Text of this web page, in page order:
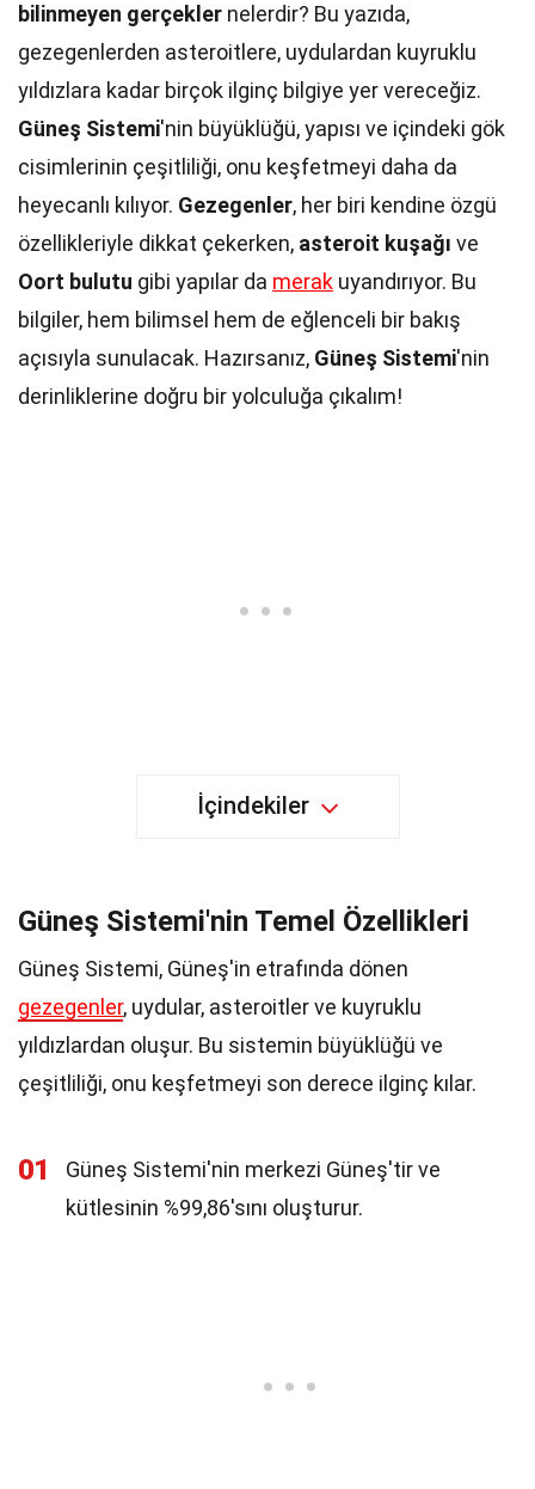
bilinmeyen gerçekler nelerdir? Bu yazıda,
gezegenlerden asteroitlere, uydulardan kuyruklu
yıldızlara kadar birçok ilginç bilgiye yer vereceğiz.
Güneş Sistemi'nin büyüklüğü, yapısı ve içindeki gök
cisimlerinin çeşitliliği, onu keşfetmeyi daha da
heyecanlı kılıyor. Gezegenler, her biri kendine özgü
özellikleriyle dikkat çekerken, asteroit kuşağı ve
Oort bulutu gibi yapılar da merak uyandırıyor. Bu
bilgiler, hem bilimsel hem de eğlenceli bir bakış
açısıyla sunulacak. Hazırsanız, Güneş Sistemi'nin
derinliklerine doğru bir yolculuğa çıkalım!
İçindekiler
Güneş Sistemi'nin Temel Özellikleri
Güneş Sistemi, Güneş'in etrafında dönen
gezegenler, uydular, asteroitler ve kuyruklu
yıldızlardan oluşur. Bu sistemin büyüklüğü ve
çeşitliliği, onu keşfetmeyi son derece ilginç kılar.
01
Güneş Sistemi'nin merkezi Güneş'tir ve
kütlesinin %99,86'sını oluşturur.